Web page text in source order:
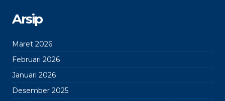
Arsip
Maret 2026
Februari 2026
Januari 2026
Desember 2025